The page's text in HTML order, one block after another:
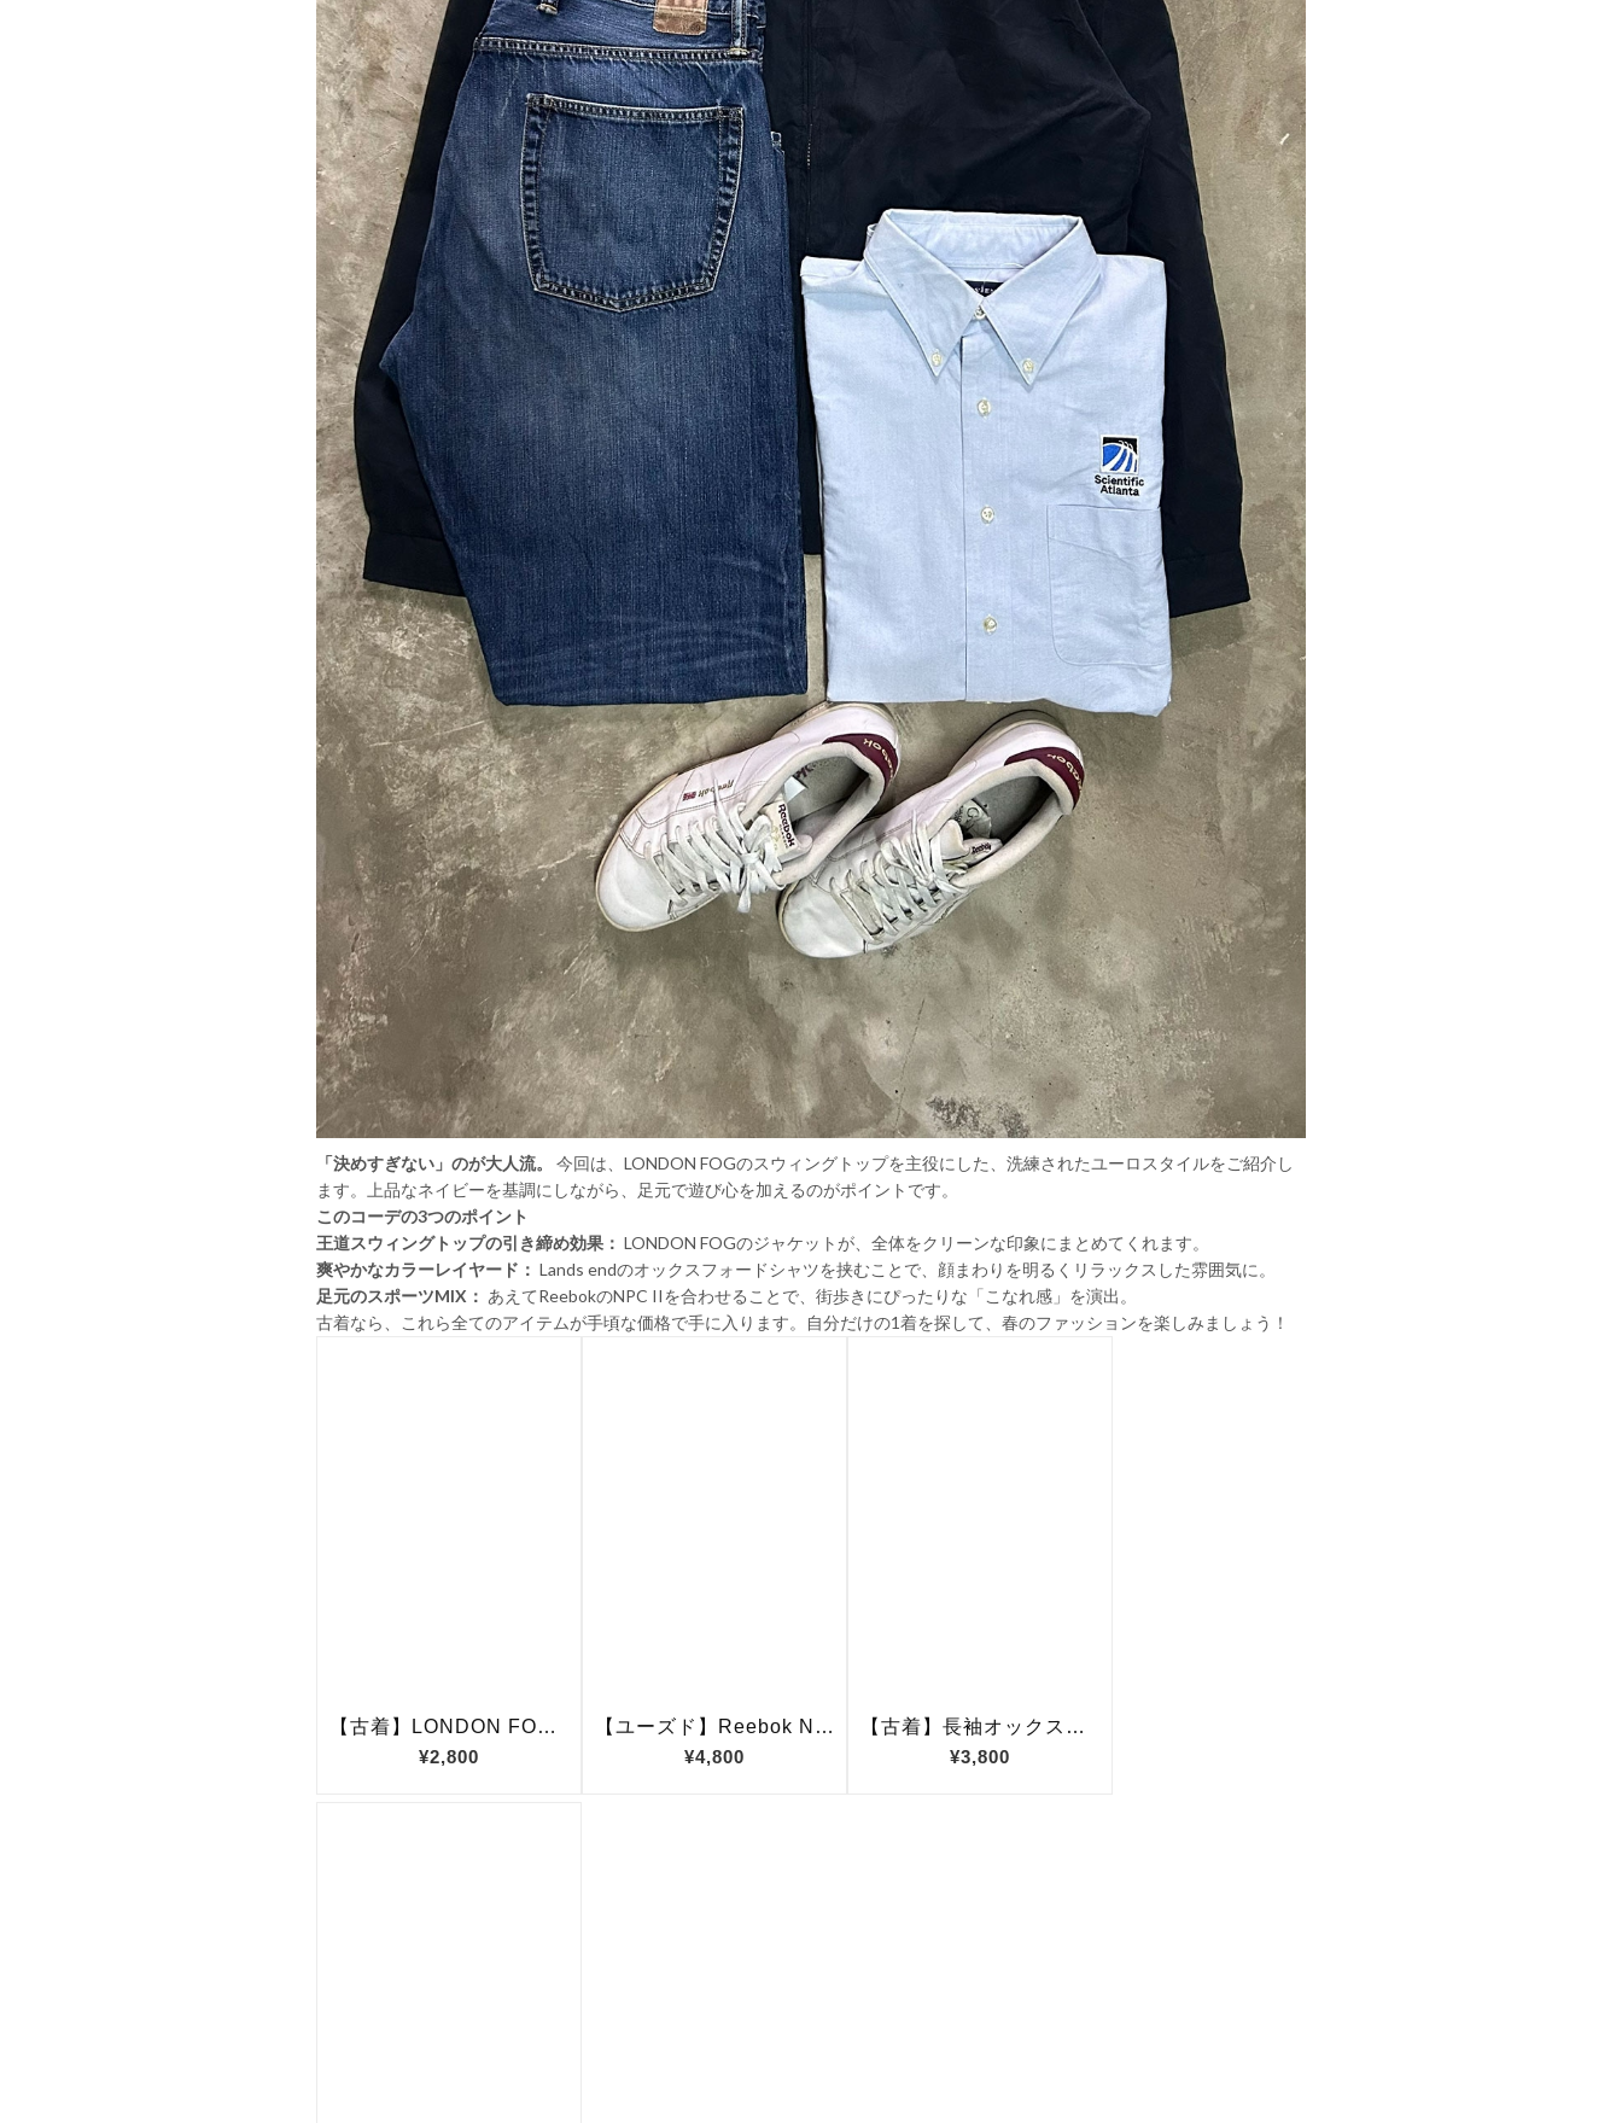
「決めすぎない」のが大人流。
今回は、LONDON FOGのスウィングトップを主役にした、洗練されたユーロスタイルをご紹介し
ます。上品なネイビーを基調にしながら、足元で遊び心を加えるのがポイントです。
このコーデの3つのポイント
王道スウィングトップの引き締め効果： LONDON FOGのジャケットが、全体をクリーンな印象にまとめてくれます。
爽やかなカラーレイヤード： Lands endのオックスフォードシャツを挟むことで、顔まわりを明るくリラックスした雰囲気に。
足元のスポーツMIX： あえてReebokのNPC IIを合わせることで、街歩きにぴったりな「こなれ感」を演出。
古着なら、これら全てのアイテムが手頃な価格で手に入ります。自分だけの1着を探して、春のファッションを楽しみましょう！